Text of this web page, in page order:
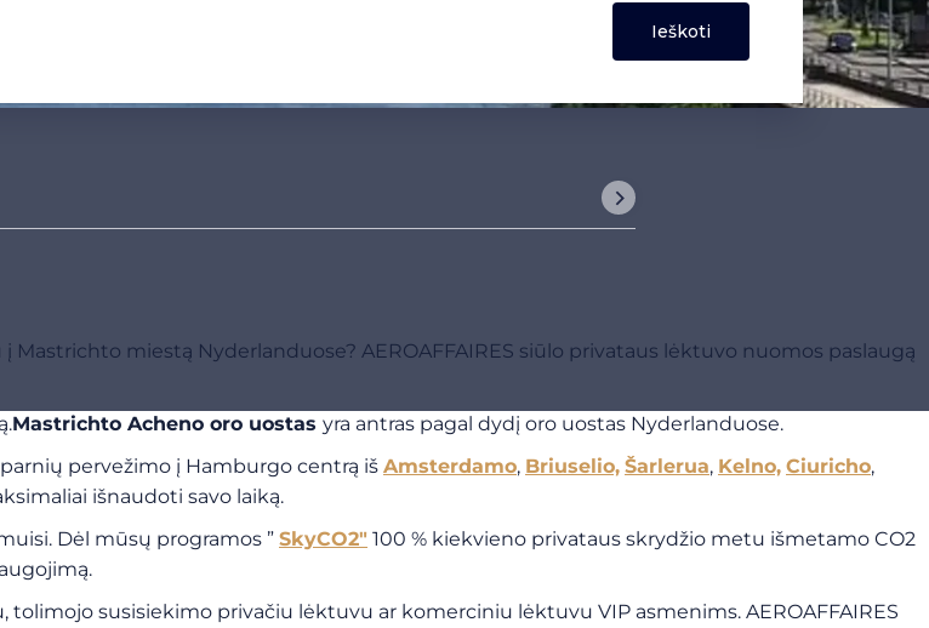
miestą Nyderlanduose? AEROAFFAIRES siūlo privataus lėktuvo nuomos paslaugą
Mastrichto Acheno oro uostas yra antras pagal dydį oro uostas Nyderlanduose.
pervežimo į Hamburgo centrą iš Amsterdamo, Briuselio, Šarlerua, Kelno, Ciuricho,
išnaudoti savo laiką.
Dėl mūsų programos ” SkyCO2″ 100 % kiekvieno privataus skrydžio metu išmetamo CO2
susisiekimo privačiu lėktuvu ar komerciniu lėktuvu VIP asmenims. AEROAFFAIRES